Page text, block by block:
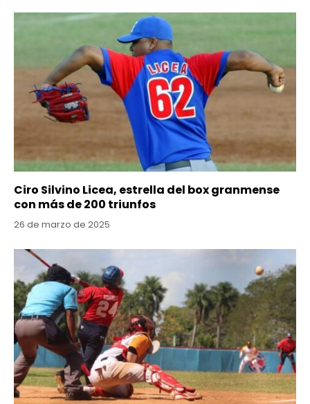
Ciro Silvino Licea, estrella del box granmense
con más de 200 triunfos
26 de marzo de 2025